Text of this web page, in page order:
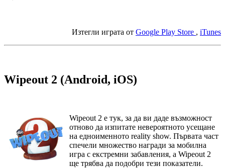
Изтегли играта от Google Play Store , iTunes
Wipeout 2 (Android, iOS)
Wipeout 2 е тук, за да ви даде възможност
отново да изпитате невероятното усещане
на едноименното reality show. Първата част
спечели множество награди за мобилна
игра с екстремни забавления, а Wipeout 2
ще трябва да подобри тези показатели.